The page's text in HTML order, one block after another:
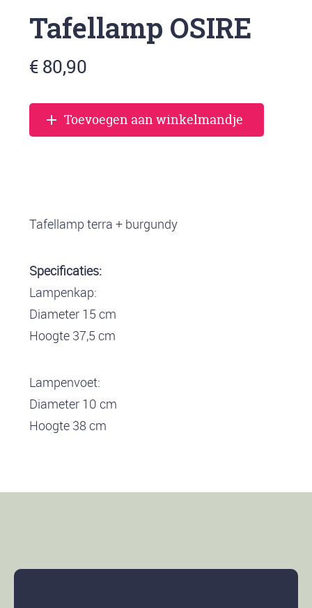
Tafellamp OSIRE
€ 80,90
Toevoegen aan winkelmandje
Tafellamp terra + burgundy
Specificaties:
Lampenkap:
Diameter 15 cm
Hoogte 37,5 cm
Lampenvoet:
Diameter 10 cm
Hoogte 38 cm